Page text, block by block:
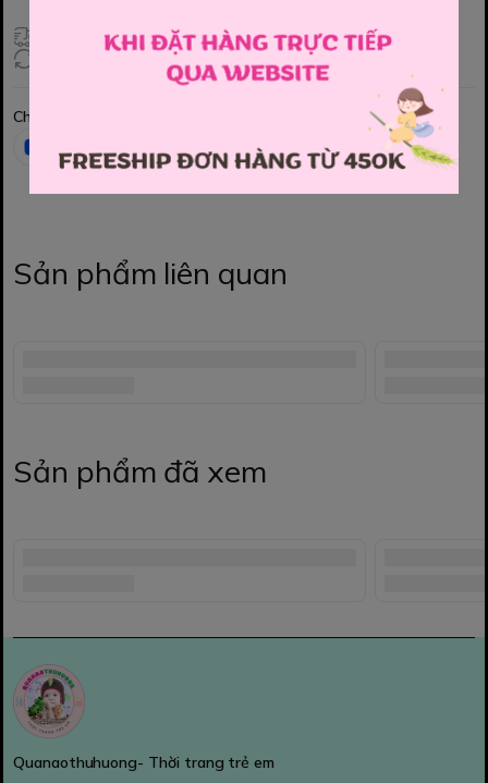
Giao hàng toàn quốc
Đổi hàng 3 ngày (HCM), 7 ngày (Tỉnh)
Chia sẻ
Sản phẩm liên quan
Sản phẩm đã xem
Quanaothuhuong- Thời trang trẻ em